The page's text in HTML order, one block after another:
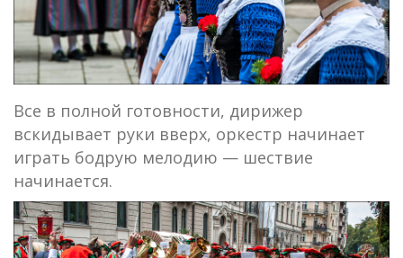
Все в полной готовности, дирижер
вскидывает руки вверх, оркестр начинает
играть бодрую мелодию — шествие
начинается.